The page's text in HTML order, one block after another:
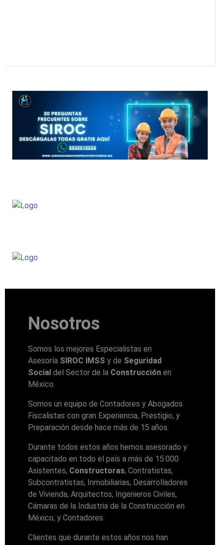
Nosotros
Somos los mejores Especialistas en
Asesoría SIROC IMSS y de Seguridad
Social del Sector de la Construcción en
México.
Somos un equipo de Contadores y Abogados
Fiscalistas con gran Experiencia, Prestigio, y
Preparación desde hace más de 15 años.
Durante todos estos años hemos asesorado y
capacitado en todo el país a más de 15.000
Asistentes, Constructoras, Contratistas,
Subcontratistas, Inmobiliarias, Desarrolladores
de Vivienda, Arquitectos, Ingenieros Civiles,
Cámaras de la Industria de la Construcción en
México, y Contadores.
Clientes que durante estos años nos han